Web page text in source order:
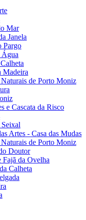
Mar
Janela
Pargo
Água
Madeira
de Porto Moniz
e Cascata da Risco
Artes - Casa das Mudas
de Porto Moniz
Doutor
Fajã da Ovelha
Calheta